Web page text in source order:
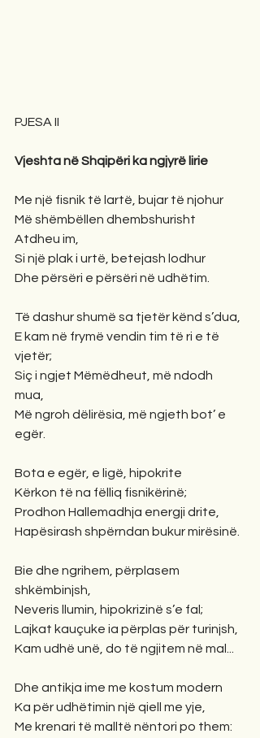
PJESA II
Vjeshta në Shqipëri ka ngjyrë lirie
Me një fisnik të lartë, bujar të njohur
Më shëmbëllen dhembshurisht
Atdheu im,
Si një plak i urtë, betejash lodhur
Dhe përsëri e përsëri në udhëtim.
Të dashur shumë sa tjetër kënd s’dua,
E kam në frymë vendin tim të ri e të
vjetër;
Siç i ngjet Mëmëdheut, më ndodh
mua,
Më ngroh dëlirësia, më ngjeth bot’ e
egër.
Bota e egër, e ligë, hipokrite
Kërkon të na fëlliq fisnikërinë;
Prodhon Hallemadhja energji drite,
Hapësirash shpërndan bukur mirësinë.
Bie dhe ngrihem, përplasem
shkëmbinjsh,
Neveris llumin, hipokrizinë s’e fal;
Lajkat kauçuke ia përplas për turinjsh,
Kam udhë unë, do të ngjitem në mal...
Dhe antikja ime me kostum modern
Ka për udhëtimin një qiell me yje,
Me krenari të malltë nëntori po them: